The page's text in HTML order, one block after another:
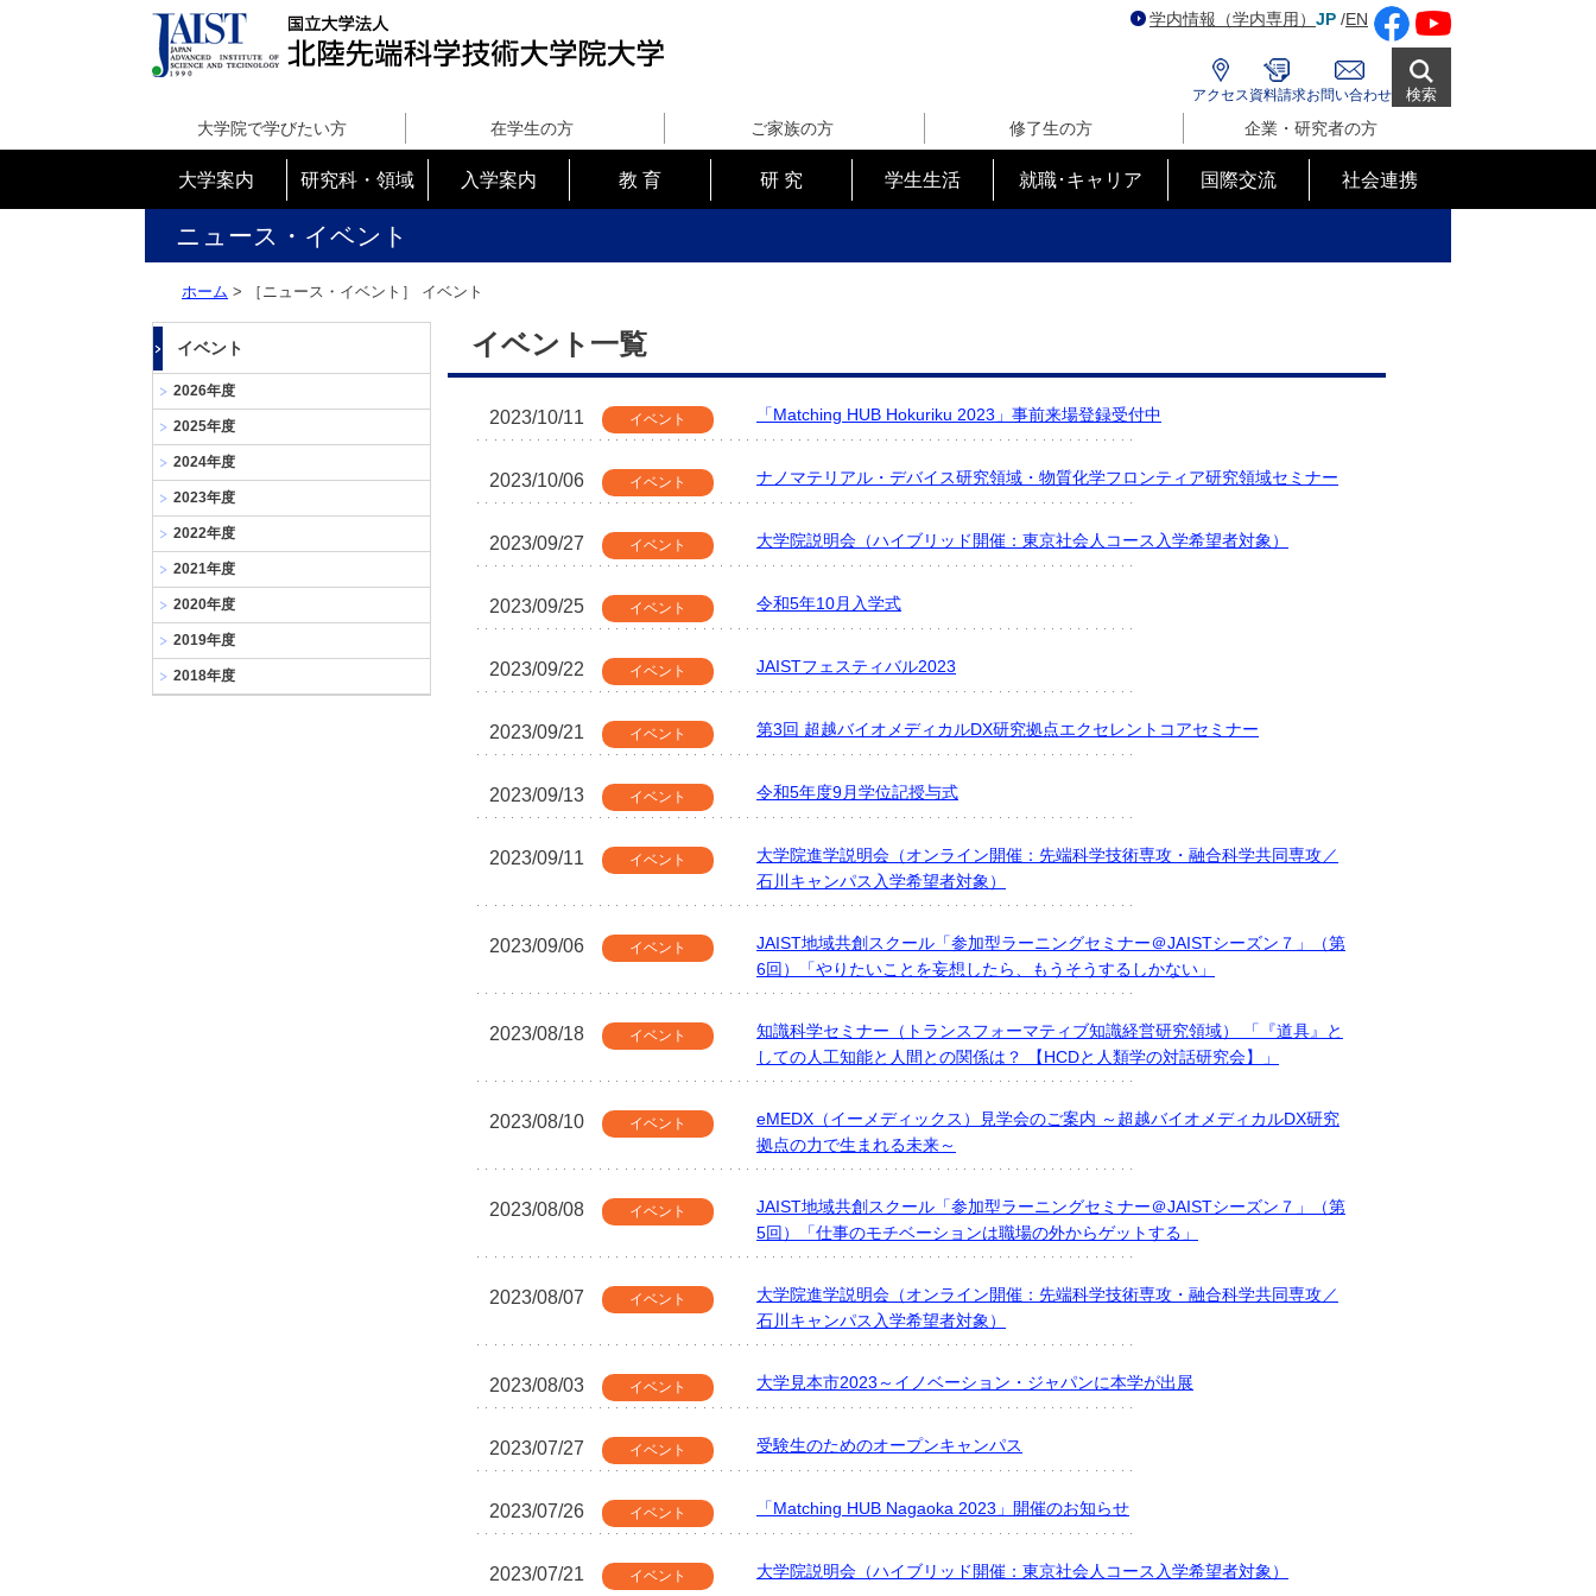
端
科
学
技
術
大
学
大
学
学内情報（学内専用） JP /EN
アクセス 資料請求お問い合わせ 検索
大学院で学びたい方 在学生の方 ご家族の方 修了生の方 企業・研究者の方
大学案内 研究科・領域 入学案内 教 育 研 究 学生生活 就職･キャリア 国際交流 社会連携
ニュース・イベント
ホーム > ［ニュース・イベント］ イベント
イベント
2026年度
2025年度
2024年度
2023年度
2022年度
2021年度
2020年度
2019年度
2018年度
イベント一覧
2023/10/11 イベント 「Matching HUB Hokuriku 2023」事前来場登録受付中
2023/10/06 イベント ナノマテリアル・デバイス研究領域・物質化学フロンティア研究領域セミナー
2023/09/27 イベント 大学院説明会（ハイブリッド開催：東京社会人コース入学希望者対象）
2023/09/25 イベント 令和5年10月入学式
2023/09/22 イベント JAISTフェスティバル2023
2023/09/21 イベント 第3回 超越バイオメディカルDX研究拠点エクセレントコアセミナー
2023/09/13 イベント 令和5年度9月学位記授与式
2023/09/11 イベント
大学院進学説明会（オンライン開催：先端科学技術専攻・融合科学共同専攻／
石川キャンパス入学希望者対象）
2023/09/06 イベント
JAIST地域共創スクール「参加型ラーニングセミナー＠JAISTシーズン７」（第
6回）「やりたいことを妄想したら、もうそうするしかない」
2023/08/18 イベント
知識科学セミナー（トランスフォーマティブ知識経営研究領域） 「『道具』と
しての人工知能と人間との関係は？ 【HCDと人類学の対話研究会】」
2023/08/10 イベント
eMEDX（イーメディックス）見学会のご案内 ～超越バイオメディカルDX研究
拠点の力で生まれる未来～
2023/08/08 イベント
JAIST地域共創スクール「参加型ラーニングセミナー＠JAISTシーズン７」（第
5回）「仕事のモチベーションは職場の外からゲットする」
2023/08/07 イベント
大学院進学説明会（オンライン開催：先端科学技術専攻・融合科学共同専攻／
石川キャンパス入学希望者対象）
2023/08/03 イベント 大学見本市2023～イノベーション・ジャパンに本学が出展
2023/07/27 イベント 受験生のためのオープンキャンパス
2023/07/26 イベント 「Matching HUB Nagaoka 2023」開催のお知らせ
2023/07/21 イベント 大学院説明会（ハイブリッド開催：東京社会人コース入学希望者対象）